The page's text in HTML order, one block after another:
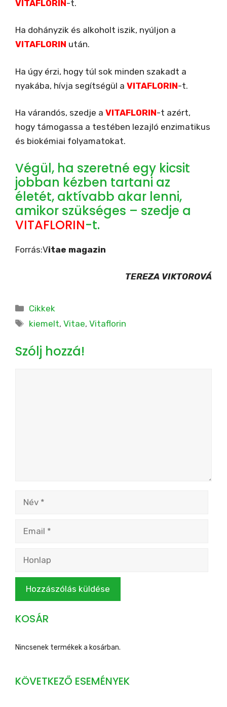
VITAFLORIN -t.
Ha dohányzik és alkoholt iszik, nyúljon a
VITAFLORIN után.
Ha úgy érzi, hogy túl sok minden szakadt a
nyakába, hívja segítségül a VITAFLORIN-t.
Ha várandós, szedje a VITAFLORIN-t azért,
hogy támogassa a testében lezajló enzimatikus
és biokémiai folyamatokat.
Végül, ha szeretné egy kicsit
jobban kézben tartani az
életét, aktívabb akar lenni,
amikor szükséges – szedje a
VITAFLORIN-t.
Forrás:Vitae magazin
TEREZA VIKTOROVÁ
Kategória
Cikkek
Címkék
kiemelt,Vitae,Vitaflorin
Szólj hozzá!
Név
Email
Honlap
KOSÁR
Nincsenek termékek a kosárban.
KÖVETKEZŐ ESEMÉNYEK